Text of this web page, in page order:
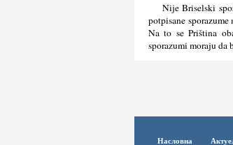
Nije Briselski
potpisane
Na to se Priština
sporazumi moraju da
Насловна